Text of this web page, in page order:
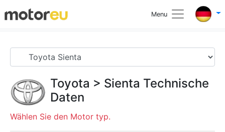
Menu
Toyota > Sienta Technische
Daten
Wählen Sie den Motor typ.